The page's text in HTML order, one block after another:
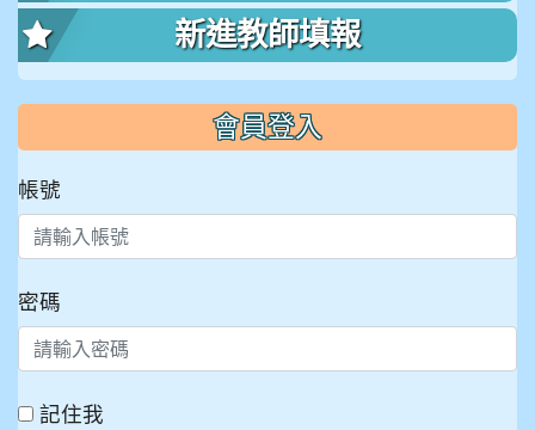
新進教師填報
會員登入
帳號
密碼
記住我